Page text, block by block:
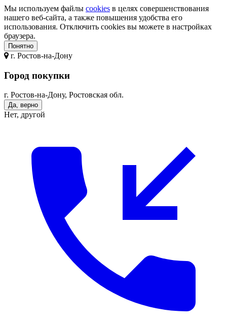
Мы используем файлы cookies в целях совершенствования
нашего веб-сайта, а также повышения удобства его
использования. Отключить cookies вы можете в настройках
браузера.
Понятно
г. Ростов-на-Дону
Город покупки
г. Ростов-на-Дону, Ростовская обл.
Да, верно
Нет, другой